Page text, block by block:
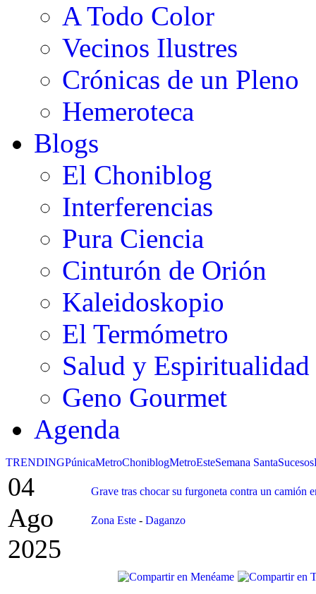
A Todo Color
Vecinos Ilustres
Crónicas de un Pleno
Hemeroteca
Blogs
El Choniblog
Interferencias
Pura Ciencia
Cinturón de Orión
Kaleidoskopio
El Termómetro
Salud y Espiritualidad
Geno Gourmet
Agenda
TRENDINGPúnicaMetroChoniblogMetroEsteSemana SantaSucesos
04
Ago
2025
Grave tras chocar su furgoneta contra un camión
Zona Este - Daganzo